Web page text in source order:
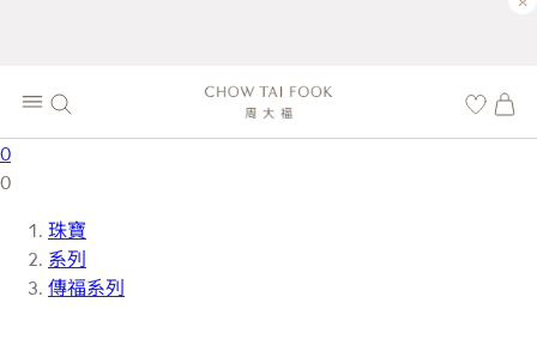
0
0
珠寶
系列
傳福系列